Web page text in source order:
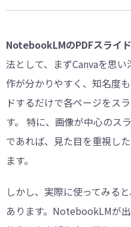
NotebookLMのPDFスライ
法として、まずCanvaを思
作が分かりやすく、知名度
ドするだけで各ページをス
す。 特に、画像が中心のス
であれば、見た目を重視し
ます。
しかし、実際に使ってみる
あります。NotebookLMが